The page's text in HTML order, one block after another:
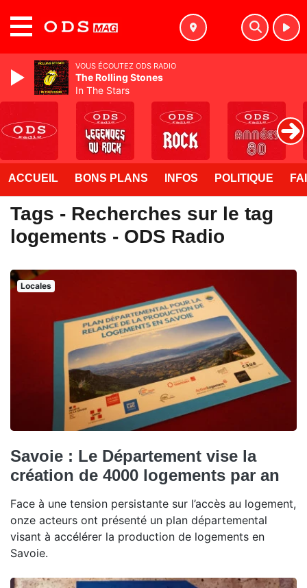
ACCUEIL BONS PLANS INFOS POLITIQUE
Tags - Recherches sur le tag
logements - ODS Radio
Locales
Savoie : Le Département vise la
création de 4000 logements par an
Face à une tension persistante sur l’accès au logement,
onze acteurs ont présenté un plan départemental
visant à accélérer la production de logements en
Savoie.
VOUS ÉCOUTEZ ODS RADIO
The Rolling Stones
In The Stars